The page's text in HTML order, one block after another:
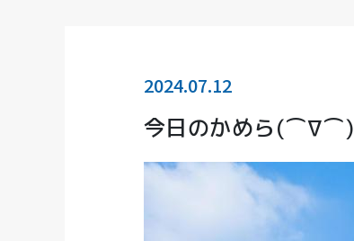
2024.07.12
今日のかめら(⌒∇⌒)